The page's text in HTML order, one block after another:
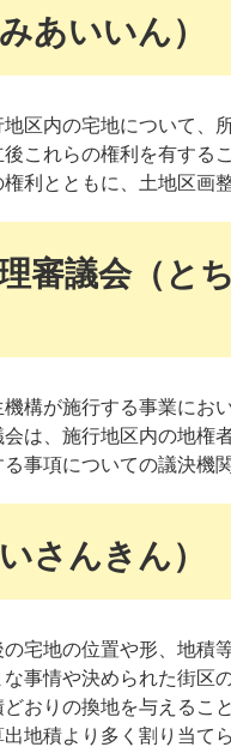
あいいん）
区内の宅地について、
これらの権利を有する
利とともに、土地区画
審議会（と
構が施行する事業にお
は、施行地区内の地権
事項についての議決機
さんきん）
宅地の位置や形、地積
事情や決められた街区
おりの換地を与えるこ
地積より多く割り当て